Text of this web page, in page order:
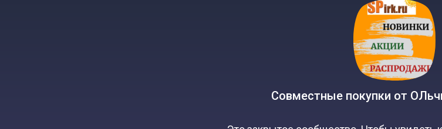
Совместные покупки от